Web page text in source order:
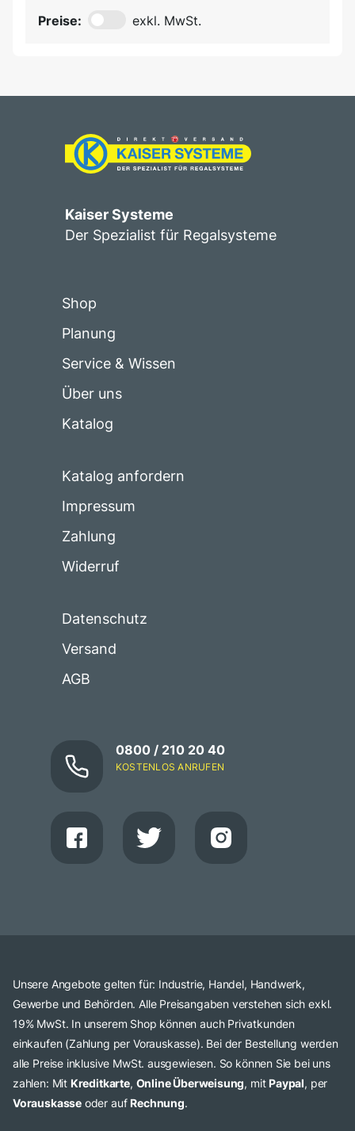
Preise: exkl. MwSt.
Kaiser Systeme
Der Spezialist für Regalsysteme
Shop
Planung
Service & Wissen
Über uns
Katalog
Katalog anfordern
Impressum
Zahlung
Widerruf
Datenschutz
Versand
AGB
0800 / 210 20 40
KOSTENLOS ANRUFEN
Unsere Angebote gelten für: Industrie, Handel, Handwerk,
Gewerbe und Behörden. Alle Preisangaben verstehen sich exkl.
19% MwSt. In unserem Shop können auch Privatkunden
einkaufen (Zahlung per Vorauskasse). Bei der Bestellung werden
alle Preise inklusive MwSt. ausgewiesen. So können Sie bei uns
zahlen: Mit Kreditkarte, Online Überweisung, mit Paypal, per
Vorauskasse oder auf Rechnung.